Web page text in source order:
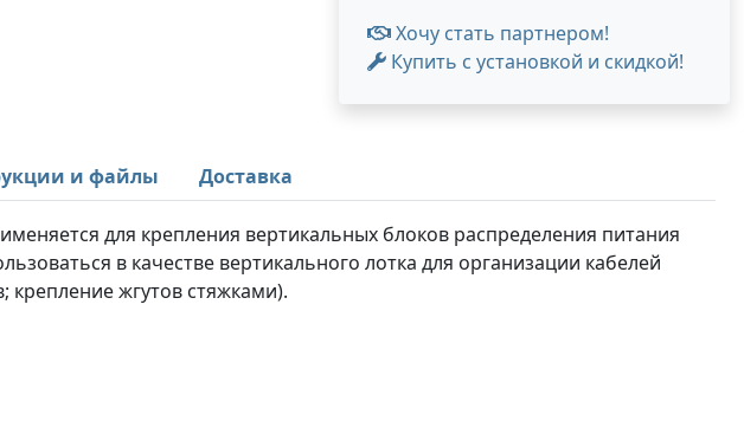
Хочу стать партнером!
Купить с установкой и скидкой!
и файлы Доставка
для крепления вертикальных блоков распределения питания
в качестве вертикального лотка для организации кабелей
крепление жгутов стяжками).